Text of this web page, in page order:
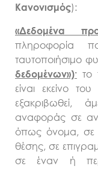
Κανονισμός):
«Δεδομένα
πληροφορία
ταυτοποιήσιμο
δεδομένων»)· το
είναι εκείνο
εξακριβωθεί,
αναφοράς σε
όπως όνομα, σε
θέσης, σε
σε έναν ή